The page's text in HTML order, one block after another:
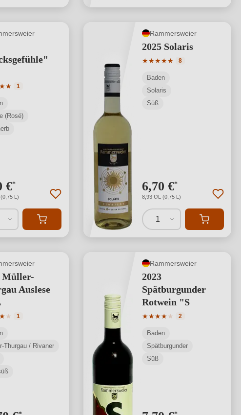
★★ Bewertung von 5 von 5 Sternen
1
(Rosé)
€*
L)
Rammersweier
2025 Solaris
★★★★★
Durchschnittliche
8
Baden
Solaris
Süß
6,70 €*
8,93 €/L (0,75 L)
1
Müller-
Auslese
★★ Bewertung von 4 von 5 Sternen
1
Thurgau / Rivaner
Rammersweier
2023
Spätburgunder
Rotwein "S
★★★★★
Durchschnittliche
2
Baden
Spätburgunder
Süß